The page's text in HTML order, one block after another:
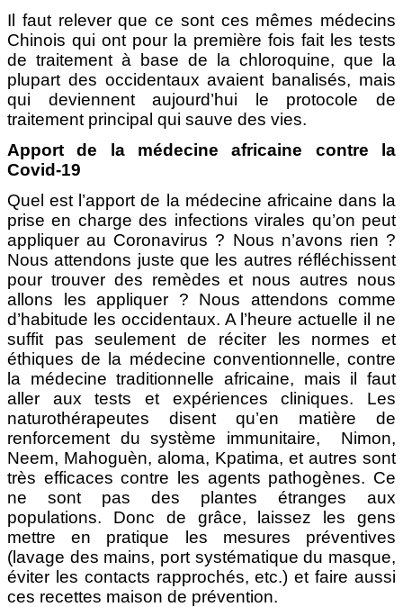
Il faut relever que ce sont ces mêmes médecins
Chinois qui ont pour la première fois fait les tests
de traitement à base de la chloroquine, que la
plupart des occidentaux avaient banalisés, mais
qui deviennent aujourd’hui le protocole de
traitement principal qui sauve des vies.
Apport de la médecine africaine contre la
Covid-19
Quel est l’apport de la médecine africaine dans la
prise en charge des infections virales qu’on peut
appliquer au Coronavirus ? Nous n’avons rien ?
Nous attendons juste que les autres réfléchissent
pour trouver des remèdes et nous autres nous
allons les appliquer ? Nous attendons comme
d’habitude les occidentaux. A l’heure actuelle il ne
suffit pas seulement de réciter les normes et
éthiques de la médecine conventionnelle, contre
la médecine traditionnelle africaine, mais il faut
aller aux tests et expériences cliniques. Les
naturothérapeutes disent qu’en matière de
renforcement du système immunitaire,
Nimon,
Neem, Mahoguèn, aloma, Kpatima, et autres sont
très efficaces contre les agents pathogènes. Ce
ne sont pas des plantes étranges aux
populations. Donc de grâce, laissez les gens
mettre en pratique les mesures préventives
(lavage des mains, port systématique du masque,
éviter les contacts rapprochés, etc.) et faire aussi
ces recettes maison de prévention.